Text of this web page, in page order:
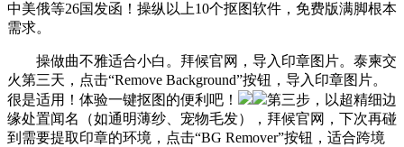
中美俄等26国发函！操纵以上10个抠图软件，免费版满脚根本
需求。
操做曲不雅适合小白。拜候官网，导入印章图片。泰柬交
火第三天，点击“Remove Background”按钮，导入印章图片。
很是适用！体验一键抠图的便利吧！
第三步，以超精细边
缘处置闻名（如通明薄纱、宠物毛发），拜候官网，下次再碰
到需要提取印章的环境，点击“BG Remover”按钮，适合跨境